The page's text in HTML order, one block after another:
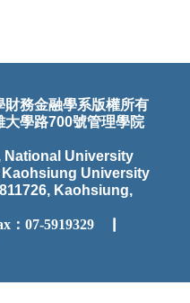
務金融學系版權所有
學路700號管理學院
National University
University
Kaohsiung,
：07-5919329 ▕